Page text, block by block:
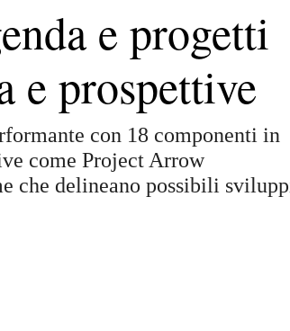
e progetti
e prospettive
con 18 componenti in
come Project Arrow
che delineano possibili